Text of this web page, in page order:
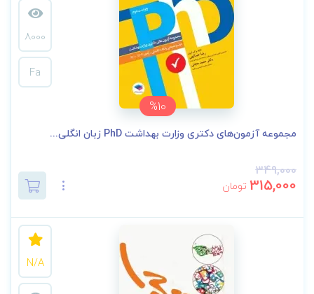
%10
8000
Fa
مجموعه آزمون‌های دکتری وزارت بهداشت PhD زبان انگلی...
349,000
315,000 تومان
N/A